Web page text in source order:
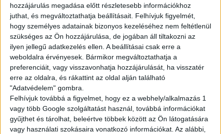
hozzájárulás megadása előtt részletesebb információkhoz
juthat, és megváltoztathatja beállításait. Felhívjuk figyelmét,
hogy személyes adatainak bizonyos kezeléséhez nem feltétlenül
szükséges az Ön hozzájárulása, de jogában áll tiltakozni az
ilyen jellegű adatkezelés ellen. A beállításai csak erre a
weboldalra érvényesek. Bármikor megváltoztathatja a
preferenciáit, vagy visszavonhatja hozzájárulását, ha visszatér
erre az oldalra, és rákattint az oldal alján található
"Adatvédelem" gombra.
Felhívjuk továbbá a figyelmet, hogy ez a webhely/alkalmazás 1
vagy több Google szolgáltatást használ, továbbá információkat
gyűjthet és tárolhat, beleértve többek között az Ön látogatására
vagy használati szokásaira vonatkozó információkat. Az alábbi,
ALKALMI ÁRUHÁZI
KISEGÍTŐ
Siófok
18 év alatt végezhető
2.500,-Ft/óra